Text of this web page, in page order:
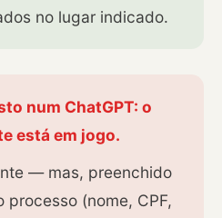
no lugar indicado.
num ChatGPT: o
está em jogo.
— mas, preenchido
processo (nome, CPF,